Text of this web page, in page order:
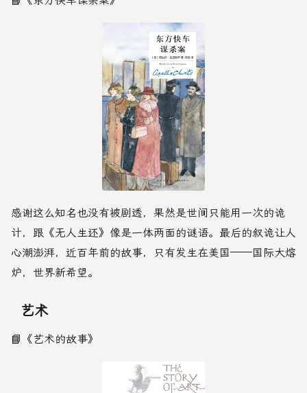
感谢这么知名也没有被剧透，果然是世间只能用一次的诡
计，跟《无人生还》像是一体两面的谜语。最后的叙诡让人
心潮澎湃，近百年前的故事，只有发生在美国——国际大熔
炉，世界新希望。
艺术
📘 《艺术的故事》